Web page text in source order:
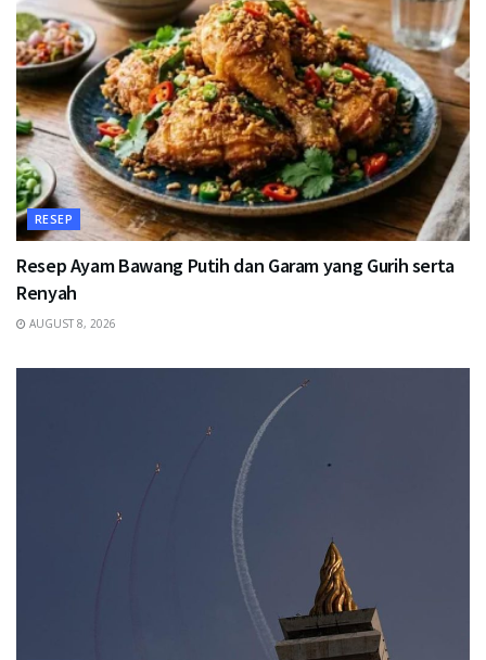
RESEP
Resep Ayam Bawang Putih dan Garam yang Gurih serta
Renyah
AUGUST 8, 2026